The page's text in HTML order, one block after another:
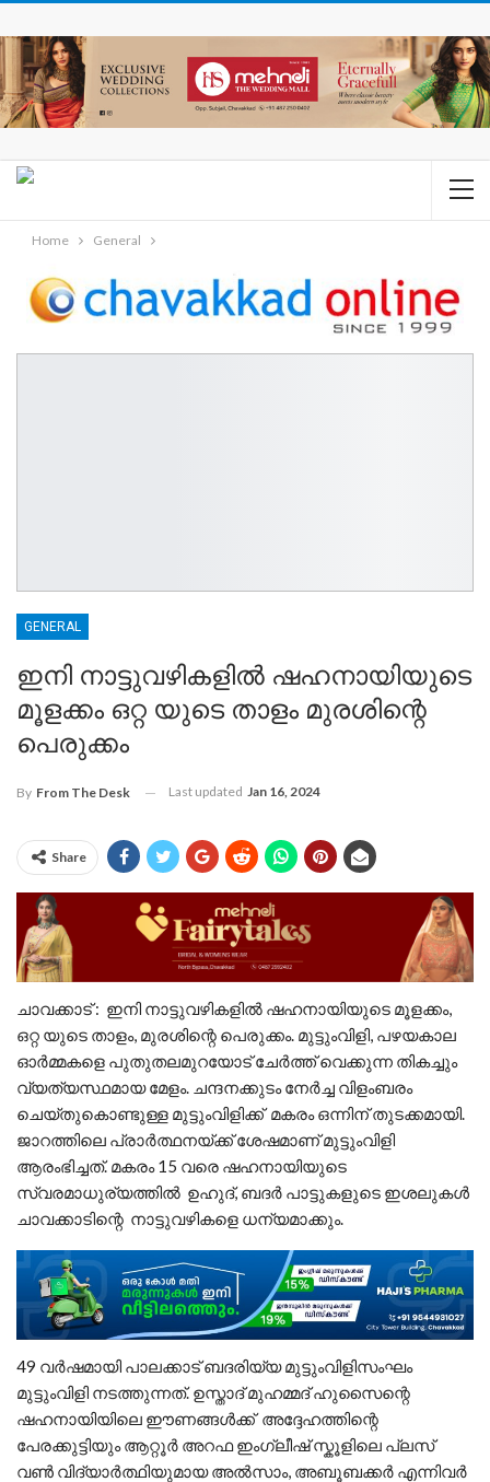
Home General
GENERAL
ഇനി നാട്ടുവഴികളിൽ ഷഹനായിയുടെ
മൂളക്കം ഒറ്റ യുടെ താളം മുരശിന്റെ
പെരുക്കം
By From The Desk Last updated Jan 16, 2024
Share
ചാവക്കാട് : ഇനി നാട്ടുവഴികളിൽ ഷഹനായിയുടെ മൂളക്കം,
ഒറ്റ യുടെ താളം, മുരശിന്റെ പെരുക്കം. മുട്ടുംവിളി, പഴയകാല
ഓർമ്മകളെ പുതുതലമുറയോട് ചേർത്ത് വെക്കുന്ന തികച്ചും
വ്യത്യസ്ഥമായ മേളം. ചന്ദനക്കുടം നേര്‍ച്ച വിളംബരം
ചെയ്തുകൊണ്ടുള്ള മുട്ടുംവിളിക്ക് മകരം ഒന്നിന് തുടക്കമായി.
ജാറത്തിലെ പ്രാര്‍ത്ഥനയ്ക്ക് ശേഷമാണ് മുട്ടുംവിളി
ആരംഭിച്ചത്. മകരം 15 വരെ ഷഹനായിയുടെ
സ്വരമാധുര്യത്തില്‍ ഉഹുദ്, ബദര്‍ പാട്ടുകളുടെ ഇശലുകള്‍
ചാവക്കാടിന്റെ നാട്ടുവഴികളെ ധന്യമാക്കും.
49 വര്‍ഷമായി പാലക്കാട് ബദരിയ്യ മുട്ടുംവിളിസംഘം
മുട്ടുംവിളി നടത്തുന്നത്. ഉസ്താദ് മുഹമ്മദ് ഹുസൈന്റെ
ഷഹനായിയിലെ ഈണങ്ങള്‍ക്ക് അദ്ദേഹത്തിന്റെ
പേരക്കുട്ടിയും ആറ്റൂർ അറഫ ഇംഗ്ലീഷ് സ്കൂളിലെ പ്ലസ്
വൺ വിദ്യാർത്ഥിയുമായ അൽസാം, അബൂബക്കർ എന്നിവര്‍